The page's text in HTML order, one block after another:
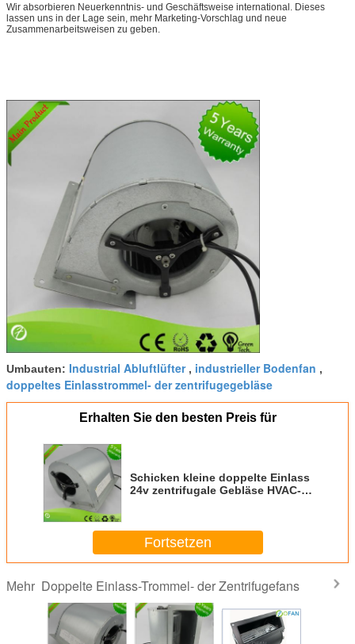
Wir absorbieren Neuerkenntnis- und Geschäftsweise international. Dieses
lassen uns in der Lage sein, mehr Marketing-Vorschlag und neue
Zusammenarbeitsweisen zu geben.
Umbauten: Industrial Abluftlüfter, industrieller Bodenfan ,
doppeltes Einlasstrommel- der zentrifugegebläse
Erhalten Sie den besten Preis für
Schicken kleine doppelte Einlass
24v zentrifugale Gebläse HVAC-
Fortsetzen
Mehr Doppelte Einlass-Trommel- der Zentrifugefans